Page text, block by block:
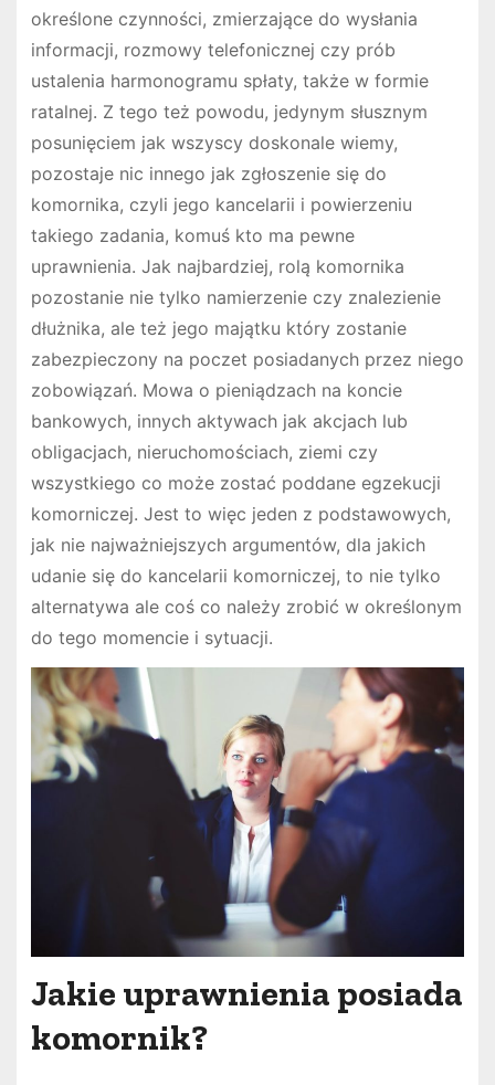
określone czynności, zmierzające do wysłania
informacji, rozmowy telefonicznej czy prób
ustalenia harmonogramu spłaty, także w formie
ratalnej. Z tego też powodu, jedynym słusznym
posunięciem jak wszyscy doskonale wiemy,
pozostaje nic innego jak zgłoszenie się do
komornika, czyli jego kancelarii i powierzeniu
takiego zadania, komuś kto ma pewne
uprawnienia. Jak najbardziej, rolą komornika
pozostanie nie tylko namierzenie czy znalezienie
dłużnika, ale też jego majątku który zostanie
zabezpieczony na poczet posiadanych przez niego
zobowiązań. Mowa o pieniądzach na koncie
bankowych, innych aktywach jak akcjach lub
obligacjach, nieruchomościach, ziemi czy
wszystkiego co może zostać poddane egzekucji
komorniczej. Jest to więc jeden z podstawowych,
jak nie najważniejszych argumentów, dla jakich
udanie się do kancelarii komorniczej, to nie tylko
alternatywa ale coś co należy zrobić w określonym
do tego momencie i sytuacji.
Jakie uprawnienia posiada
komornik?